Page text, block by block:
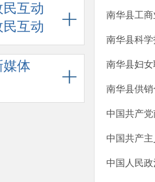
民互动
民互动
媒体
南华县工
南华县科
南华县妇
南华县供
中国共产
中国共产
中国人民